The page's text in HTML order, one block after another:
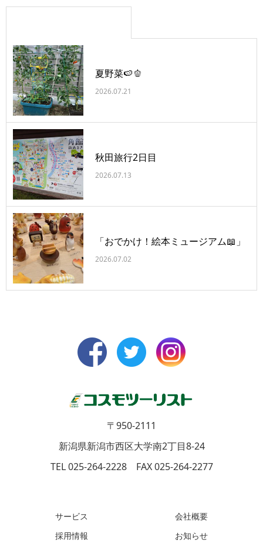
夏野菜🍉🫑
2026.07.21
秋田旅行2日目
2026.07.13
「おでかけ！絵本ミュージアム📖」
2026.07.02
〒950-2111
新潟県新潟市西区大学南2丁目8-24
TEL 025-264-2228 FAX 025-264-2277
サービス
会社概要
採用情報
お知らせ